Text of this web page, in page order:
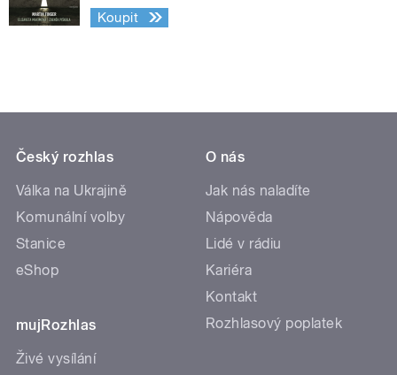
Koupit
Český rozhlas
Válka na Ukrajině
Komunální volby
Stanice
eShop
mujRozhlas
Živé vysílání
O nás
Jak nás naladíte
Nápověda
Lidé v rádiu
Kariéra
Kontakt
Rozhlasový poplatek